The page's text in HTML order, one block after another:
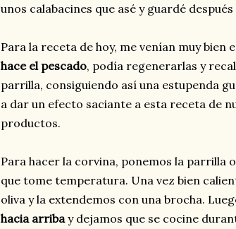
unos calabacines que asé y guardé
Para la receta de hoy, me venían muy bien
hace el pescado, podía regenerarlas y
parrilla, consiguiendo así una estupenda
a dar un efecto saciante a esta receta de
productos.
Para hacer la corvina, ponemos la parrilla
que tome temperatura. Una vez bien
oliva y la extendemos con una brocha.
hacia arribay dejamos que se cocine